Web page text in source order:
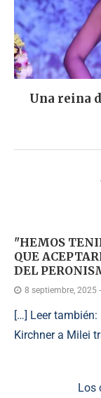
Una reina
"HEMOS
QUE
DEL
8 septiembre, 2025
[…] Leer
Kirchner a Milei
Los